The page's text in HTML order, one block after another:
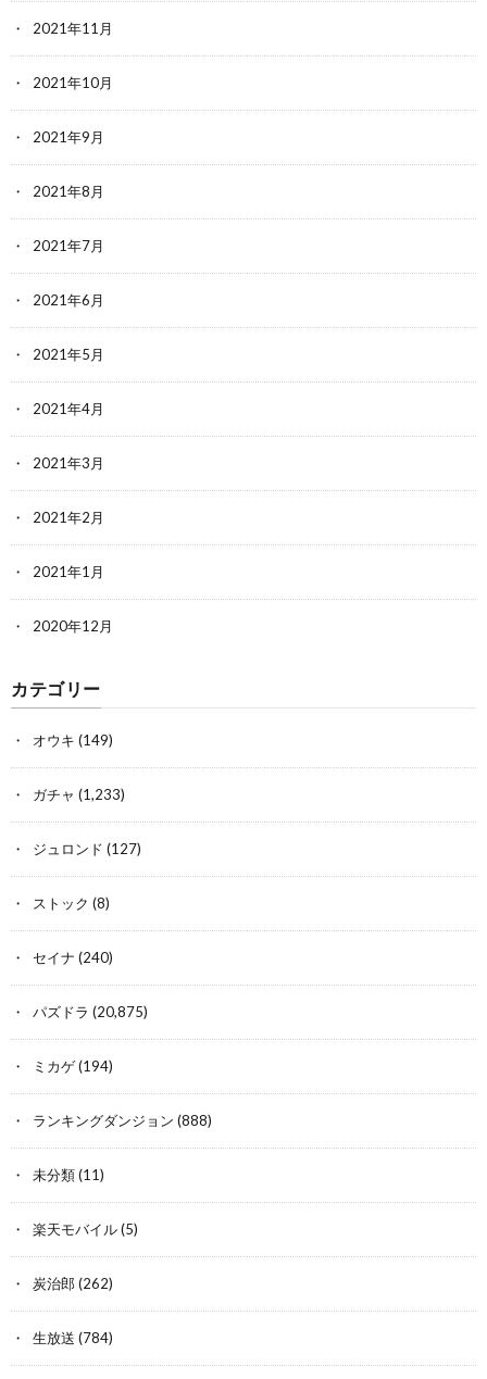
2021年11月
2021年10月
2021年9月
2021年8月
2021年7月
2021年6月
2021年5月
2021年4月
2021年3月
2021年2月
2021年1月
2020年12月
カテゴリー
オウキ (149)
ガチャ (1,233)
ジュロンド (127)
ストック (8)
セイナ (240)
パズドラ (20,875)
ミカゲ(194)
ランキングダンジョン (888)
未分類(11)
楽天モバイル(5)
炭治郎 (262)
生放送 (784)